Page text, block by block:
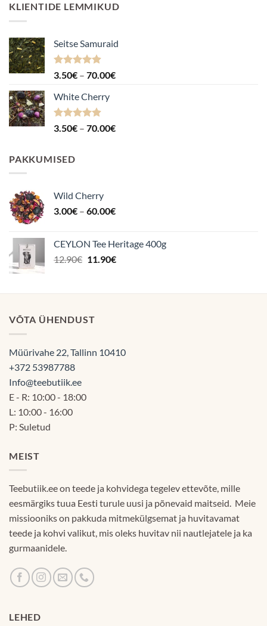
KLIENTIDE LEMMIKUD
Seitse Samuraid
Hinnanguga
3.50€ – 70.00€Hinnavahemik:
White Cherry
Hinnanguga
3.50€ – 70.00€Hinnavahemik:
PAKKUMISED
Wild Cherry
3.00€ – 60.00€Hinnavahemik:
60.00€
CEYLON Tee Heritage 400g
12.90€ Algne
12.90€.
11.90€Praegune
11.90€.
VÕTA ÜHENDUST
Müürivahe 22, Tallinn 10410
+372 53987788
Info@teebutiik.ee
E - R: 10:00 - 18:00
L: 10:00 - 16:00
P: Suletud
MEIST
Teebutiik.ee on teede ja kohvidega tegelev ettevõte, mille
eesmärgiks tuua Eesti turule uusi ja põnevaid maitseid. Meie
missiooniks on pakkuda mitmekülgsemat ja huvitavamat
teede ja kohvi valikut, mis oleks huvitav nii nautlejatele ja ka
gurmaanidele.
LEHED